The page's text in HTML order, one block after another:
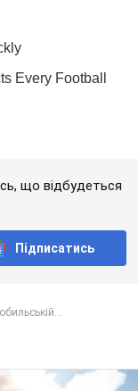
що відбудеться
Підписатись